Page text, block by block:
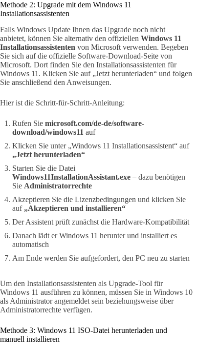
Methode 2: Upgrade mit dem Windows 11
Installationsassistenten
Falls Windows Update Ihnen das Upgrade noch nicht
anbietet, können Sie alternativ den offiziellen Windows 11
Installationsassistenten von Microsoft verwenden. Begeben
Sie sich auf die offizielle Software-Download-Seite von
Microsoft. Dort finden Sie den Installationsassistenten für
Windows 11. Klicken Sie auf „Jetzt herunterladen“ und folgen
Sie anschließend den Anweisungen.
Hier ist die Schritt-für-Schritt-Anleitung:
Rufen Sie microsoft.com/de-de/software-
download/windows11 auf
Klicken Sie unter „Windows 11 Installationsassistent“ auf
„Jetzt herunterladen“
Starten Sie die Datei
Windows11InstallationAssistant.exe – dazu benötigen
Sie Administratorrechte
Akzeptieren Sie die Lizenzbedingungen und klicken Sie
auf „Akzeptieren und installieren“
Der Assistent prüft zunächst die Hardware-Kompatibilität
Danach lädt er Windows 11 herunter und installiert es
automatisch
Am Ende werden Sie aufgefordert, den PC neu zu starten
Um den Installationsassistenten als Upgrade-Tool für
Windows 11 ausführen zu können, müssen Sie in Windows 10
als Administrator angemeldet sein beziehungsweise über
Administratorrechte verfügen.
Methode 3: Windows 11 ISO-Datei herunterladen und
manuell installieren